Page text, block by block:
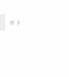
ボト